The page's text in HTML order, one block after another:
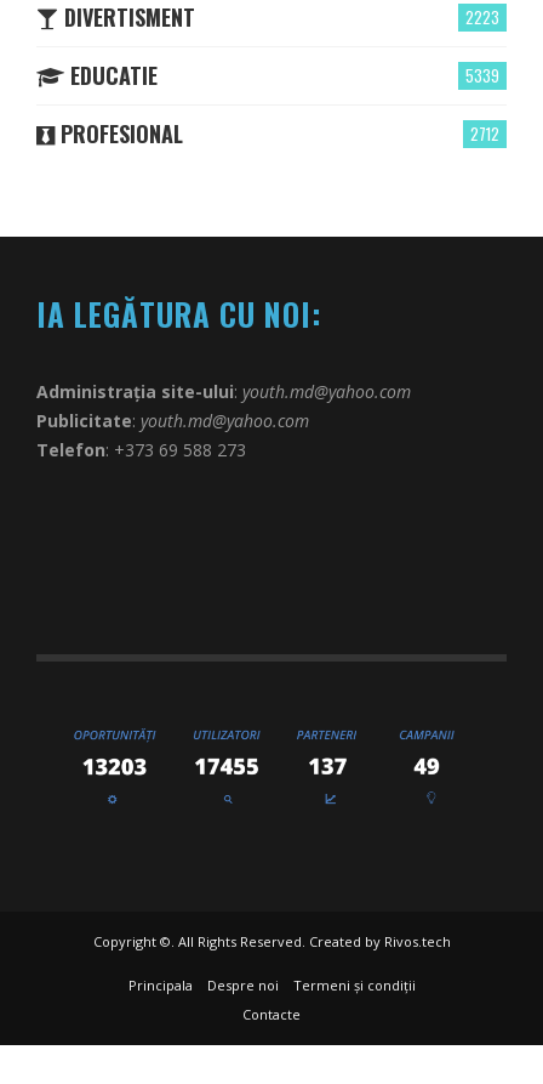
2223
DIVERTISMENT
5339
EDUCATIE
2712
PROFESIONAL
IA LEGĂTURA CU NOI:
Administrația site-ului: youth.md@yahoo.com
Publicitate: youth.md@yahoo.com
Telefon: +373 69 588 273
Copyright ©. All Rights Reserved. Created by Rivos.tech
Principala Despre noi
Termeni și condiții
Contacte